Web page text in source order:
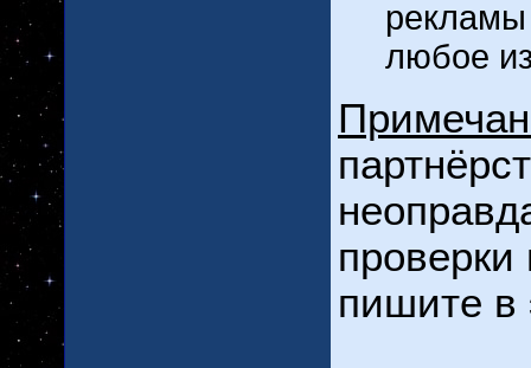
любое
пишите в